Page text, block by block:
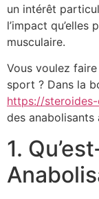
un intérêt
l’impact
musculaire.
Vous voulez
sport ? Dans la
https://
des anabolisants
1.